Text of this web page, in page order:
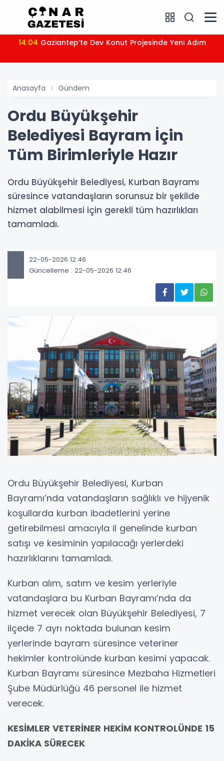
14:04 Gaziantep’te Dev Konut Projesinde Yeni Adım
Anasayfa Gündem
Ordu Büyükşehir
Belediyesi Bayram İçin
Tüm Birimleriyle Hazır
Ordu Büyükşehir Belediyesi, Kurban Bayramı
süresince vatandaşların sorunsuz bir şekilde
hizmet alabilmesi için gerekli tüm hazırlıkları
tamamladı.
22-05-2026 12:46
Güncelleme : 22-05-2026 12:46
Ordu Büyükşehir Belediyesi, Kurban
Bayramı’nda vatandaşların sağlıklı ve hijyenik
koşullarda kurban ibadetlerini yerine
getirebilmesi amacıyla il genelinde kurban
satışı ve kesiminin yapılacağı yerlerdeki
hazırlıklarını tamamladı.
Kurban alım, satım ve kesim yerleriyle
vatandaşlara bu Kurban Bayramı’nda da
hizmet verecek olan Büyükşehir Belediyesi, 7
ilçede 7 ayrı noktada bulunan kesim
yerlerinde bayram süresince veteriner
hekimler kontrolünde kurban kesimi yapacak.
Kurban Bayramı süresince Mezbaha Hizmetleri
Şube Müdürlüğü 46 personel ile hizmet
verecek.
KESİMLER VETERİNER HEKİM KONTROLÜNDE 15
DAKİKA SÜRECEK